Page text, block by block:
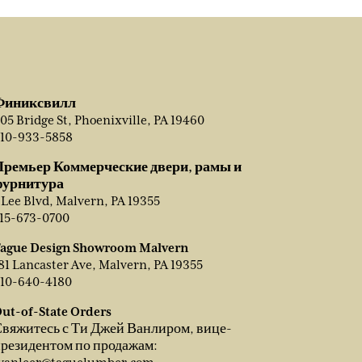
Bridge St, Phoenixville, PA 19460
933-5858
Коммерческие двери, рамы и
Lee Blvd, Malvern, PA 19355
673-0700
Design Showroom Malvern
Lancaster Ave, Malvern, PA 19355
640-4180
of-State Orders
с Ти Джей Ванлиром, вице-
по продажам: